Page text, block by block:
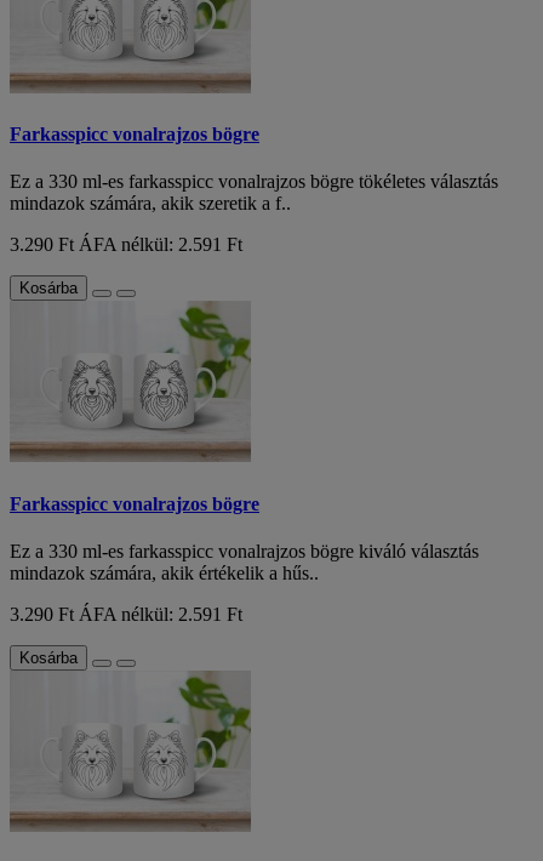
Farkasspicc vonalrajzos bögre
Ez a 330 ml-es farkasspicc vonalrajzos bögre tökéletes választás
mindazok számára, akik szeretik a f..
3.290 Ft ÁFA nélkül: 2.591 Ft
Kosárba
Farkasspicc vonalrajzos bögre
Ez a 330 ml-es farkasspicc vonalrajzos bögre kiváló választás
mindazok számára, akik értékelik a hűs..
3.290 Ft ÁFA nélkül: 2.591 Ft
Kosárba